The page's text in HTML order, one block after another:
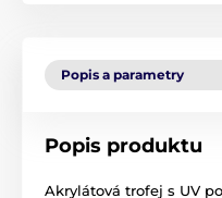
Popis a parametry
Popis produktu
Akrylátová trofej s UV